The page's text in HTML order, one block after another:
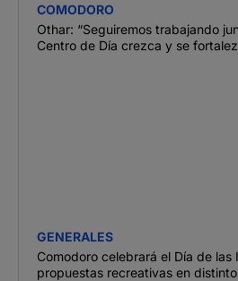
COMODORO
Othar: “Seguiremos trabajando
Centro de Día crezca y se
GENERALES
Comodoro celebrará el Día de las
propuestas recreativas en